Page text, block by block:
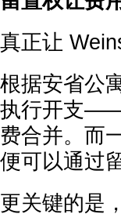
真正让
根据安省公
执行开支——
费合并。而
便可以通过
更关键的是